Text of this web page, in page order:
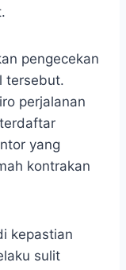
pengecekan
tersebut.
perjalanan
yang
kontrakan
kepastian
sulit